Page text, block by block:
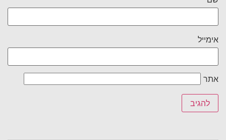
אימייל
אתר